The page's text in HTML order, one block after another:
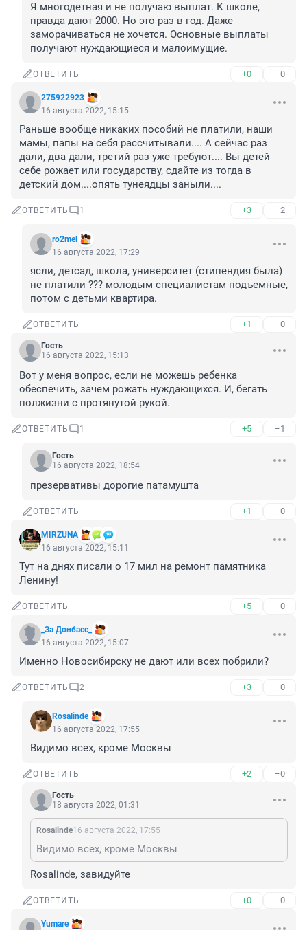
Я многодетная и не получаю выплат. К школе,
правда дают 2000. Но это раз в год. Даже
заморачиваться не хочется. Основные выплаты
получают нуждающиеся и малоимущие.
ОТВЕТИТЬ +0 –0
275922923
16 августа 2022, 15:15
Раньше вообще никаких пособий не платили, наши
мамы, папы на себя рассчитывали.... А сейчас раз
дали, два дали, третий раз уже требуют.... Вы детей
себе рожает или государству, сдайте из тогда в
детский дом....опять тунеядцы заныли....
ОТВЕТИТЬ 1 +3 –2
ro2mel
16 августа 2022, 17:29
ясли, детсад, школа, университет (стипендия была)
не платили ??? молодым специалистам подъемные,
потом с детьми квартира.
ОТВЕТИТЬ +1 –0
Гость
16 августа 2022, 15:13
Вот у меня вопрос, если не можешь ребенка
обеспечить, зачем рожать нуждающихся. И, бегать
полжизни с протянутой рукой.
ОТВЕТИТЬ 1 +5 –1
Гость
16 августа 2022, 18:54
презервативы дорогие патамушта
ОТВЕТИТЬ +1 –0
MIRZUNA
16 августа 2022, 15:11
Тут на днях писали о 17 мил на ремонт памятника
Ленину!
ОТВЕТИТЬ +5 –0
_За Донбасс_
16 августа 2022, 15:07
Именно Новосибирску не дают или всех побрили?
ОТВЕТИТЬ 2 +3 –0
Rosalinde
16 августа 2022, 17:55
Видимо всех, кроме Москвы
ОТВЕТИТЬ +2 –0
Гость
18 августа 2022, 01:31
Rosalinde16 августа 2022, 17:55
Видимо всех, кроме Москвы
Rosalinde, завидуйте
ОТВЕТИТЬ +0 –0
Yumare